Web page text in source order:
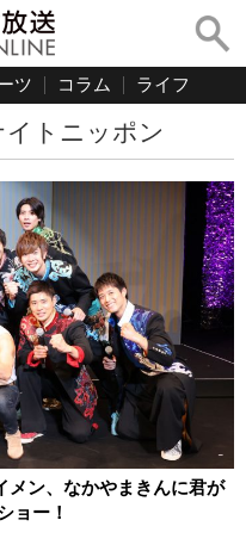
ツ コラム ライフ
トニッポン
メン、なかやまきんに君が
ョー！